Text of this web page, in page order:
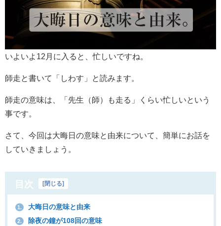
いよいよ12月に入ると、忙しいですね。
師走と書いて「しわす」と読みます。
師走の意味は、「先生（師）も走る」くらい忙しいという
事です。
さて、今回は大晦日の意味と由来について、簡単にお話を
していきましょう。
目次 閉じる
1. 大晦日の意味と由来
2. 除夜の鐘が108回の意味